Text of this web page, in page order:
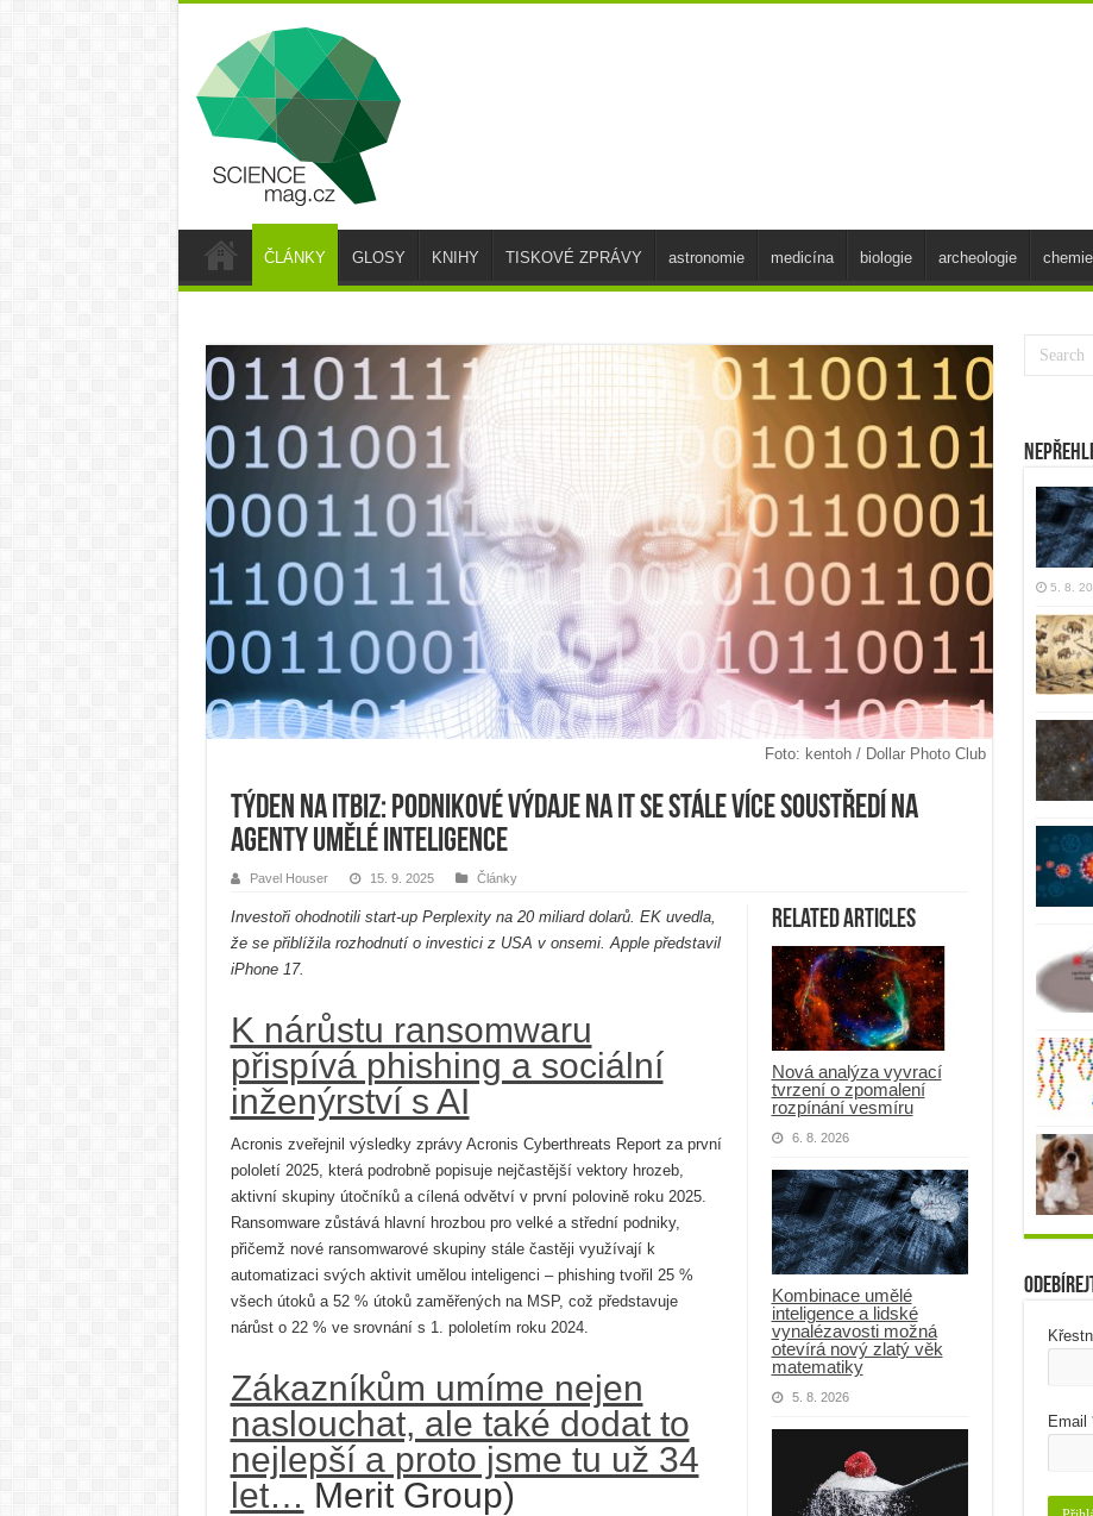
ČLÁNKY GLOSY KNIHY TISKOVÉ ZPRÁVY astronomie medicína biologie archeologie chemie
Foto: kentoh / Dollar Photo Club
Týden na ITBiz: Podnikové výdaje na IT se stále více soustředí na
agenty umělé inteligence
Pavel Houser 15. 9. 2025 Články
Related Articles
Nová analýza vyvrací
tvrzení o zpomalení
rozpínání vesmíru
6. 8. 2026
Kombinace umělé
inteligence a lidské
vynalézavosti možná
otevírá nový zlatý věk
matematiky
5. 8. 2026
Investoři ohodnotili start-up Perplexity na 20 miliard dolarů. EK uvedla,
že se přiblížila rozhodnutí o investici z USA v onsemi. Apple představil
iPhone 17.
K nárůstu ransomwaru
přispívá phishing a sociální
inženýrství s AI
Acronis zveřejnil výsledky zprávy Acronis Cyberthreats Report za první
pololetí 2025, která podrobně popisuje nejčastější vektory hrozeb,
aktivní skupiny útočníků a cílená odvětví v první polovině roku 2025.
Ransomware zůstává hlavní hrozbou pro velké a střední podniky,
přičemž nové ransomwarové skupiny stále častěji využívají k
automatizaci svých aktivit umělou inteligenci – phishing tvořil 25 %
všech útoků a 52 % útoků zaměřených na MSP, což představuje
nárůst o 22 % ve srovnání s 1. pololetím roku 2024.
Zákazníkům umíme nejen
naslouchat, ale také dodat to
nejlepší a proto jsme tu už 34
let… Merit Group)
5. 8.
Email